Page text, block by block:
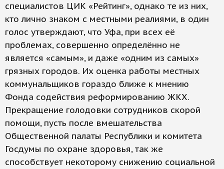
специалистов ЦИК «Рейтинг», однако те из них,
кто лично знаком с местными реалиями, в один
голос утверждают, что Уфа, при всех её
проблемах, совершенно определённо не
является «самым», и даже «одним из самых»
грязных городов. Их оценка работы местных
коммунальщиков гораздо ближе к мнению
Фонда содействия реформированию ЖКХ.
Прекращение голодовки сотрудников скорой
помощи, пусть после вмешательства
Общественной палаты Республики и комитета
Госдумы по охране здоровья, так же
способствует некоторому снижению социальной